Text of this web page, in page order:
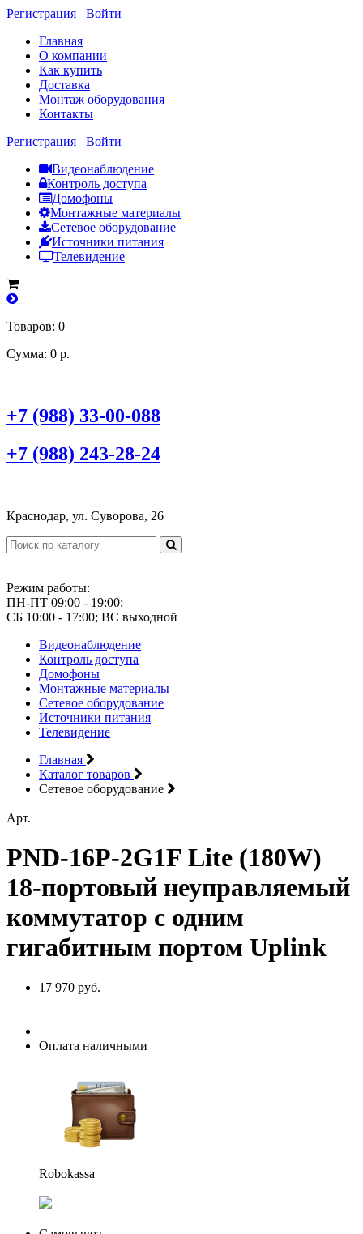
Регистрация Войти
Главная
О компании
Как купить
Доставка
Монтаж оборудования
Контакты
Регистрация Войти
Видеонаблюдение
Контроль доступа
Домофоны
Монтажные материалы
Сетевое оборудование
Источники питания
Телевидение
Товаров: 0
Сумма: 0 р.
+7 (988) 33-00-088
+7 (988) 243-28-24
Краснодар, ул. Суворова, 26
Режим работы:
ПН-ПТ 09:00 - 19:00;
СБ 10:00 - 17:00; ВС выходной
Видеонаблюдение
Контроль доступа
Домофоны
Монтажные материалы
Сетевое оборудование
Источники питания
Телевидение
Главная
Каталог товаров
Сетевое оборудование
Арт.
PND-16P-2G1F Lite (180W)
18-портовый неуправляемый
коммутатор с одним
гигабитным портом Uplink
17 970 руб.
Оплата наличными
Robokassa